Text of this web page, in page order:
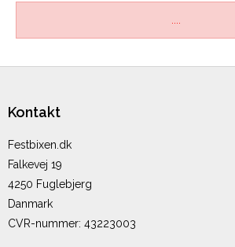
Kontakt
Festbixen.dk
Falkevej 19
4250 Fuglebjerg
Danmark
CVR-nummer: 43223003